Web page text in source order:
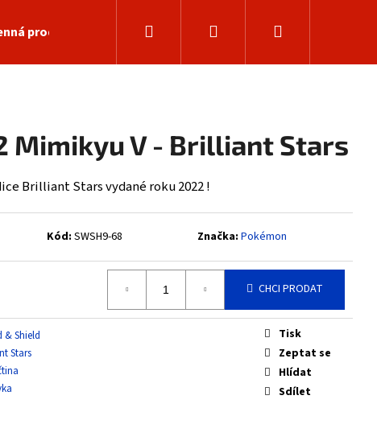
prodejna Přihlášení
Mimikyu V - Brilliant Stars
Brilliant Stars vydané roku 2022 !
Kód: SWSH9-68 Značka: Pokémon
CHCI PRODAT
& Shield
Stars
Tisk
Zeptat se
Hlídat
Sdílet
Následující
NONHOLO BULK